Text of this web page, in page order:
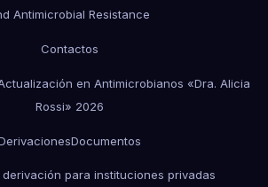
Antimicrobial Resistance
Contactos
en Antimicrobianos «Dra. Alicia
Rossi» 2026
Documentos
para instituciones privadas